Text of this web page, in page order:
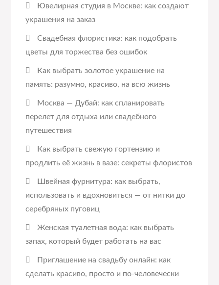
Ювелирная студия в Москве: как создают
украшения на заказ
Свадебная флористика: как подобрать
цветы для торжества без ошибок
Как выбрать золотое украшение на
память: разумно, красиво, на всю жизнь
Москва — Дубай: как спланировать
перелет для отдыха или свадебного
путешествия
Как выбрать свежую гортензию и
продлить её жизнь в вазе: секреты флористов
Швейная фурнитура: как выбрать,
использовать и вдохновиться — от нитки до
серебряных пуговиц
Женская туалетная вода: как выбрать
запах, который будет работать на вас
Приглашение на свадьбу онлайн: как
сделать красиво, просто и по-человечески